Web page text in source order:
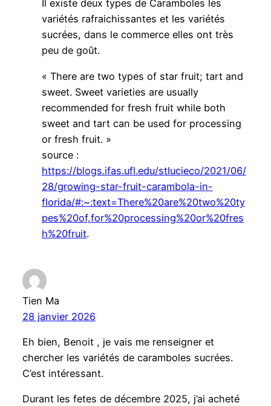
Il existe deux types de Caramboles les
variétés rafraichissantes et les variétés
sucrées, dans le commerce elles ont très
peu de goût.
« There are two types of star fruit; tart and
sweet. Sweet varieties are usually
recommended for fresh fruit while both
sweet and tart can be used for processing
or fresh fruit. »
source :
https://blogs.ifas.ufl.edu/stlucieco/2021/06/
28/growing-star-fruit-carambola-in-
florida/#:~:text=There%20are%20two%20ty
pes%20of,for%20processing%20or%20fres
h%20fruit.
Tien Ma
28 janvier 2026
Eh bien, Benoit , je vais me renseigner et
chercher les variétés de caramboles sucrées.
C’est intéressant.
Durant les fetes de décembre 2025, j’ai acheté